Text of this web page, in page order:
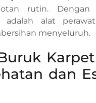
rutin. Dengan
adalah alat
menyeluruh.
dan